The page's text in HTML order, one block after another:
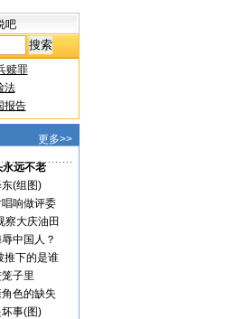
吧
赎罪
法
报告
更多>>
远不老
(组图)
响做评委
察大庆油田
中国人？
推下的是谁
子里
色的缺失
事(图)